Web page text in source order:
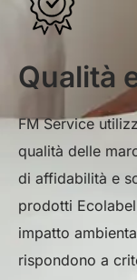
Qualità
FM Service
qualità delle
di affidabilità e
prodotti
impatto
rispondono a